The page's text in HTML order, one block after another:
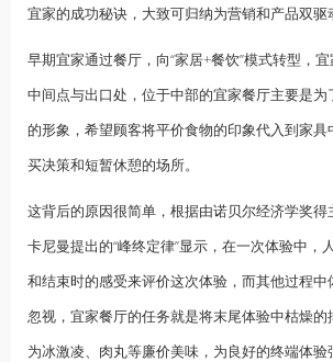
宜家的成功秘诀，大致可归纳为营销和产品双驱
早期宜家通过餐厅，向“家居+餐饮”模式转型，
中间点与出口处，位于中部的宜家餐厅主要是
的形象，希望顾客将平价食物的印象代入到家
买决策和短暂休憩的场所。
这背后的原因很简单，根据由诺贝尔经济学奖得
卡尼曼提出的“峰终定律”显示，在一次体验中，
和结束时的感受来评价这次体验，而其他过程中
忽视，宜家餐厅的任务就是将末尾体验中枯燥的
为冰激凌、肉丸等廉价美味，为良好的终端体验